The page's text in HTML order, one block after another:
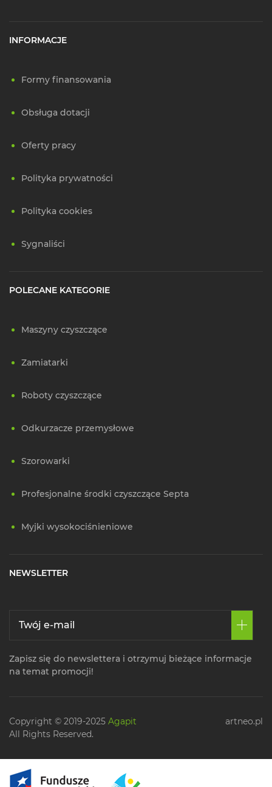
INFORMACJE
Formy finansowania
Obsługa dotacji
Oferty pracy
Polityka prywatności
Polityka cookies
Sygnaliści
POLECANE KATEGORIE
Maszyny czyszczące
Zamiatarki
Roboty czyszczące
Odkurzacze przemysłowe
Szorowarki
Profesjonalne środki czyszczące Septa
Myjki wysokociśnieniowe
NEWSLETTER
Zapisz się do newslettera i otrzymuj bieżące informacje
na temat promocji!
Copyright © 2019-2025 Agapit
All Rights Reserved.
artneo.pl